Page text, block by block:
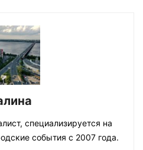
специализируется на
события с 2007 года.